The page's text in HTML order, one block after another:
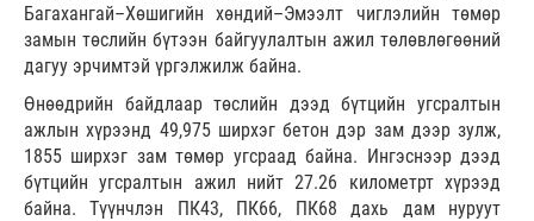
Багахангай–Хөшигийн хөндий–Эмээлт чиглэлийн төмөр
замын төслийн бүтээн байгуулалтын ажил төлөвлөгөөний
дагуу эрчимтэй үргэлжилж байна.
Өнөөдрийн байдлаар төслийн дээд бүтцийн угсралтын
ажлын хүрээнд 49,975 ширхэг бетон дэр зам дээр зулж,
1855 ширхэг зам төмөр угсраад байна. Ингэснээр дээд
бүтцийн угсралтын ажил нийт 27.26 километрт хүрээд
байна. Түүнчлэн ПК43, ПК66, ПК68 дахь дам нуруут